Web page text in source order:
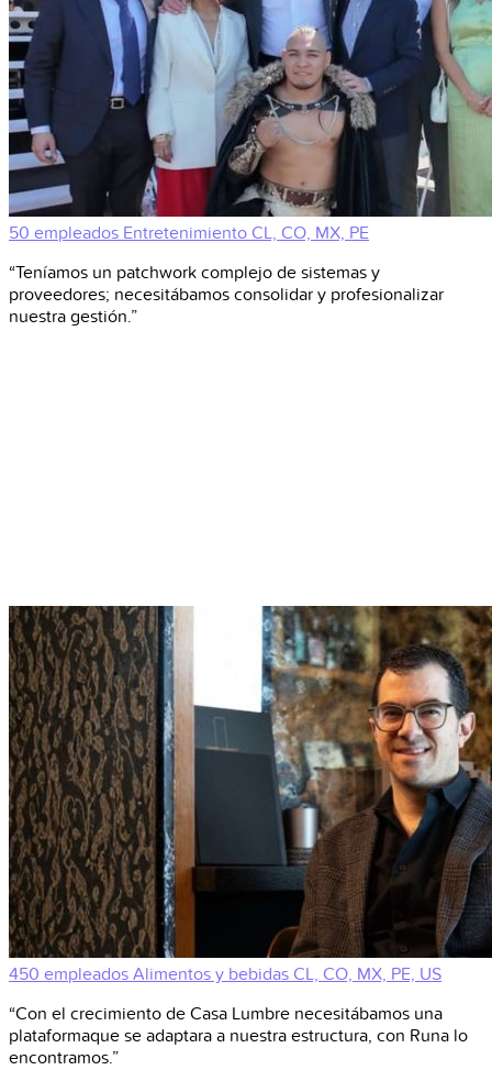
50 empleados Entretenimiento CL, CO, MX, PE
“Teníamos un patchwork complejo de sistemas y
proveedores; necesitábamos consolidar y profesionalizar
nuestra gestión.”
450 empleados Alimentos y bebidas CL, CO, MX, PE, US
“Con el crecimiento de Casa Lumbre necesitábamos una
plataformaque se adaptara a nuestra estructura, con Runa lo
encontramos.”